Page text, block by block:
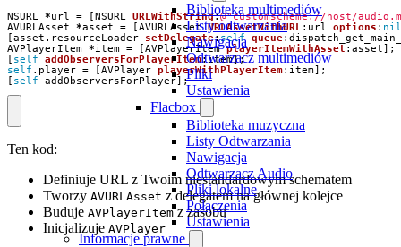
Biblioteka multimediów
Listy odtwarzania
Nawigacja
Odtwarzacz multimediów
Pliki
Ustawienia
Flacbox
Biblioteka muzyczna
Listy Odtwarzania
Nawigacja
Odtwarzacz Audio
Pliki lokalne
Połączenia
Ustawienia
Informacje prawne
NSURL *url = [NSURL URLWithString:@"customscheme://host/
AVURLAsset
*asset = [AVURLAsset URLAssetWithURL : url options : nil
[asset . resourceLoader setDelegate:self queue:
AVPlayerItem *item = [AVPlayerItem playerItemWithAsset : asset];
[ self addObserversForPlayerItem:item];
self . player = [AVPlayer playerWithPlayerItem: item];
[ self addObserversForPlayer];
Ten kod:
Definiuje URL z Twoim niestandardowym schematem
Tworzy AVURLAsset z delegatem na głównej kolejce
Buduje AVPlayerItemz zasobu
Inicjalizuje AVPlayer